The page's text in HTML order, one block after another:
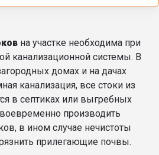
на участке необходима при
канализационной системы. В
домах и на дачах
канализация, все стоки из
в септиках или выгребных
производить
в ином случае нечистоты
прилегающие почвы.